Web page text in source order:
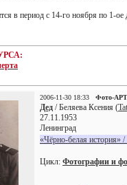
в период с 14-го ноября по 1-ое
2006-11-30 18:33 Фото-АРТ
Дед / Беляева Ксения (
27.11.1953
Ленинград
«Чёрно-белая история»
Цикл: Фотографии и